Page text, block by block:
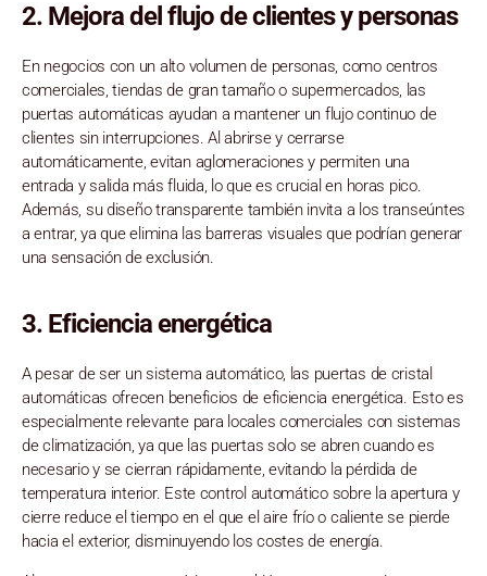
2. Mejora del flujo de clientes y personas
En negocios con un alto volumen de personas, como centros
comerciales, tiendas de gran tamaño o supermercados, las
puertas automáticas ayudan a mantener un flujo continuo de
clientes sin interrupciones. Al abrirse y cerrarse
automáticamente, evitan aglomeraciones y permiten una
entrada y salida más fluida, lo que es crucial en horas pico.
Además, su diseño transparente también invita a los transeúntes
a entrar, ya que elimina las barreras visuales que podrían generar
una sensación de exclusión.
3. Eficiencia energética
A pesar de ser un sistema automático, las puertas de cristal
automáticas ofrecen beneficios de eficiencia energética. Esto es
especialmente relevante para locales comerciales con sistemas
de climatización, ya que las puertas solo se abren cuando es
necesario y se cierran rápidamente, evitando la pérdida de
temperatura interior. Este control automático sobre la apertura y
cierre reduce el tiempo en el que el aire frío o caliente se pierde
hacia el exterior, disminuyendo los costes de energía.